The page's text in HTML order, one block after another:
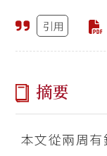
引用
摘要
本文從兩周